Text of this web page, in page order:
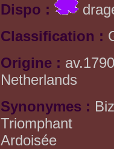
Dispo :
Classification :
Origine : av.1790
Netherlands
Synonymes :
Triomphant
Ardoisée